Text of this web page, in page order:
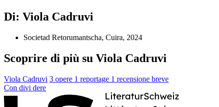
Di: Viola Cadruvi
Societad Retorumantscha, Cuira, 2024
Scoprire di più su Viola Cadruvi
Viola Cadruvi 3 opere 1 reportage 1 recensione breve
Con divi dere